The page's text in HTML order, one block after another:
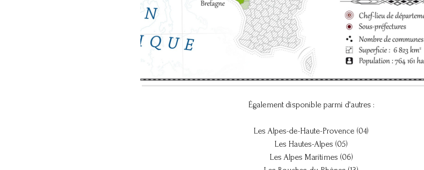
Également disponible parmi d'autres :
Les Alpes-de-Haute-Provence (04)
Les Hautes-Alpes (05)
Les Alpes Maritimes (06)